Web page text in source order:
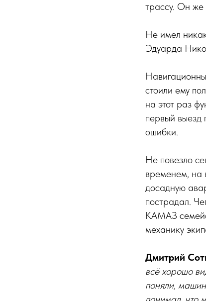
трассу. Он же
Не имел
Эдуарда
стоили ему
на этот раз
первый выезд
ошибки.
Не повезло
временем, на
досадную
пострадал.
КАМАЗ
механику
Дмитрий
всё хорошо
поняли,